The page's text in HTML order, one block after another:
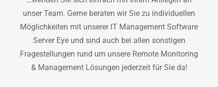
unser Team. Gerne beraten wir Sie zu individuellen
Möglichkeiten mit unserer IT Management Software
Server Eye und sind auch bei allen sonstigen
Fragestellungen rund um unsere Remote Monitoring
& Management Lösungen jederzeit für Sie da!